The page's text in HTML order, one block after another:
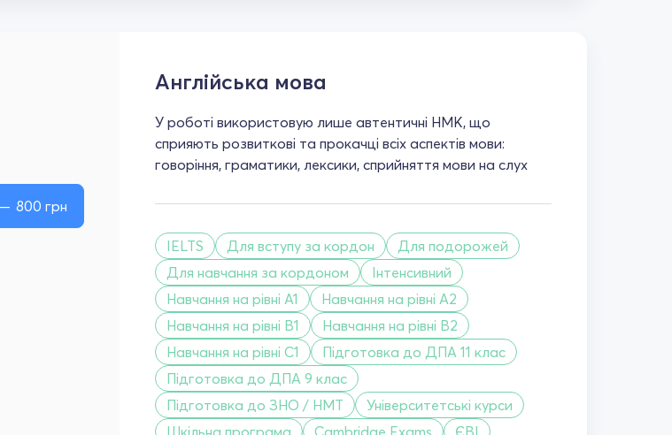
800 грн
Англійська мова
У роботі використовую лише автентичні НМК, що
сприяють розвиткові та прокачці всіх аспектів мови:
говоріння, граматики, лексики, сприйняття мови на слух
IELTS Для вступу за кордон
Для подорожей
Для навчання за кордоном
Інтенсивний
Навчання на рівні A1
Навчання на рівні A2
Навчання на рівні B1
Навчання на рівні B2
Навчання на рівні C1
Підготовка до ДПА 11 клас
Підготовка до ДПА 9 клас
Підготовка до ЗНО / НМТ
Університетські курси
Шкільна програма
Cambridge Exams ЄВІ